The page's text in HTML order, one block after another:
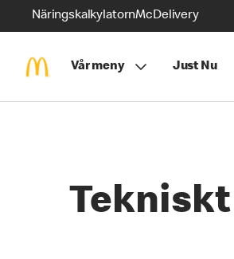
NäringskalkylatornMcDelivery
Vår meny Just Nu